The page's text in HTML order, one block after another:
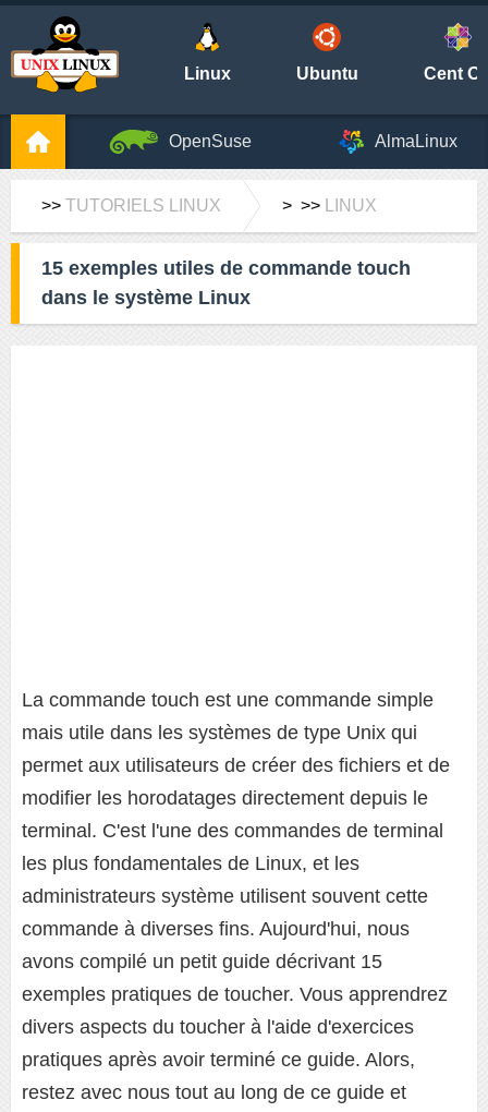
Linux Ubuntu Cent
OpenSuse AlmaLinux
>> TUTORIELS LINUX > >> LINUX
15 exemples utiles de commande touch
dans le système Linux
La commande touch est une commande simple
mais utile dans les systèmes de type Unix qui
permet aux utilisateurs de créer des fichiers et de
modifier les horodatages directement depuis le
terminal. C'est l'une des commandes de terminal
les plus fondamentales de Linux, et les
administrateurs système utilisent souvent cette
commande à diverses fins. Aujourd'hui, nous
avons compilé un petit guide décrivant 15
exemples pratiques de toucher. Vous apprendrez
divers aspects du toucher à l'aide d'exercices
pratiques après avoir terminé ce guide. Alors,
restez avec nous tout au long de ce guide et